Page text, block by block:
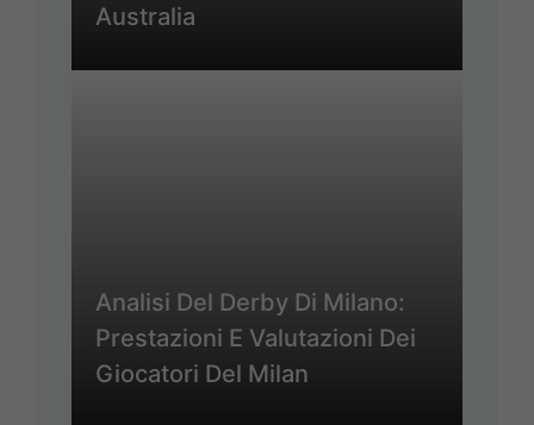
Australia
Analisi Del Derby Di Milano:
Prestazioni E Valutazioni Dei
Giocatori Del Milan